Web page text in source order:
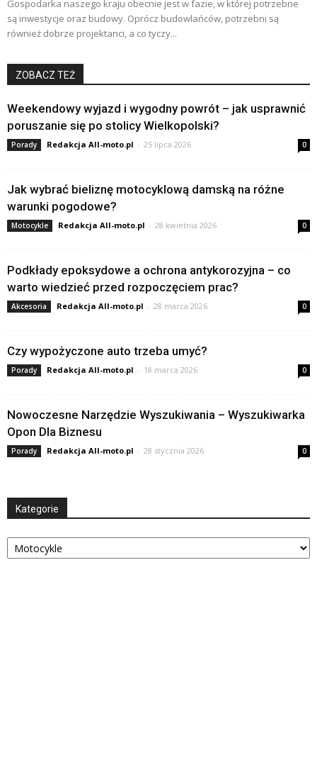
Gospodarka naszego kraju obecnie jest w fazie, w której potrzebne
są inwestycje oraz budowy. Oprócz budowlańców, potrzebni są
również dobrze projektanci, a co tyczy...
ZOBACZ TEŻ
Weekendowy wyjazd i wygodny powrót – jak usprawnić
poruszanie się po stolicy Wielkopolski?
Porady Redakcja All-moto.pl - 25 lipca 2026 0
Jak wybrać bieliznę motocyklową damską na różne
warunki pogodowe?
Motocykle Redakcja All-moto.pl - 28 kwietnia 2026 0
Podkłady epoksydowe a ochrona antykorozyjna – co
warto wiedzieć przed rozpoczęciem prac?
Akcesoria Redakcja All-moto.pl - 28 marca 2026 0
Czy wypożyczone auto trzeba umyć?
Porady Redakcja All-moto.pl - 18 marca 2026 0
Nowoczesne Narzędzie Wyszukiwania – Wyszukiwarka
Opon Dla Biznesu
Porady Redakcja All-moto.pl - 28 stycznia 2026 0
Kategorie
Kategorie